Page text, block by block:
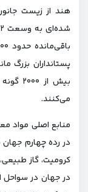
هند از زیست
پستانداران بزرگ
بیش
می‌کنند.
منابع اصلی مواد
در رده چهارم جهان
کرومیت، گاز
در جهان در سواحل